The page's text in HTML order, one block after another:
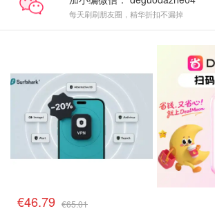
每天刷刷朋友圈，精华折扣不漏掉
€46.79 €65.01
关注我们~